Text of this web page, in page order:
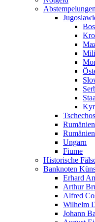
Abstempelungen
Ungarn
Fiume
Historische
Banknoten
Erhard
Arthur
Alfred
Wilhelm
Johann